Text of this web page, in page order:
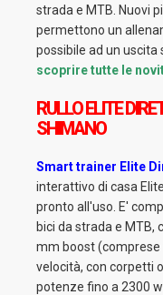
strada e MTB. Nuovi
permettono un
possibile ad un uscita
scoprire tutte le
RULLO ELITE
SHIMANO
Smart trainer Elite
interattivo di casa
pronto all'uso. E'
bici da strada e MTB,
mm boost (comprese
velocità, con corpetti
potenze fino a 2300